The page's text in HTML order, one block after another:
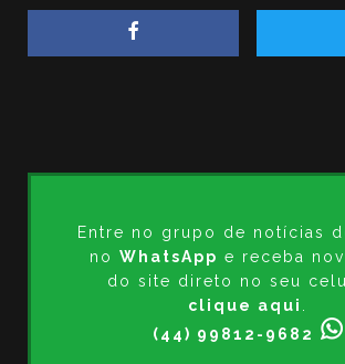
Entre no grupo de notícias
no WhatsApp e receba
do site direto no seu
clique aqui
(44) 99812-9682